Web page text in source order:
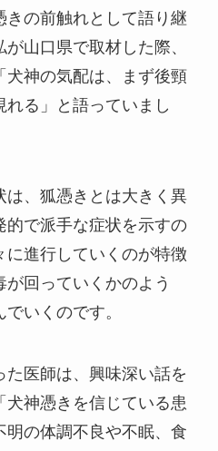
きの前触れとして語り継
山口県で取材した際、
犬神の気配は、まず後頸
る」と語っていまし
は、狐憑きとは大きく異
的で派手な症状を示すの
に進行していくのが特徴
回っていくかのよう
いくのです。
医師は、興味深い話を
犬神憑きを信じている患
の体調不良や不眠、食